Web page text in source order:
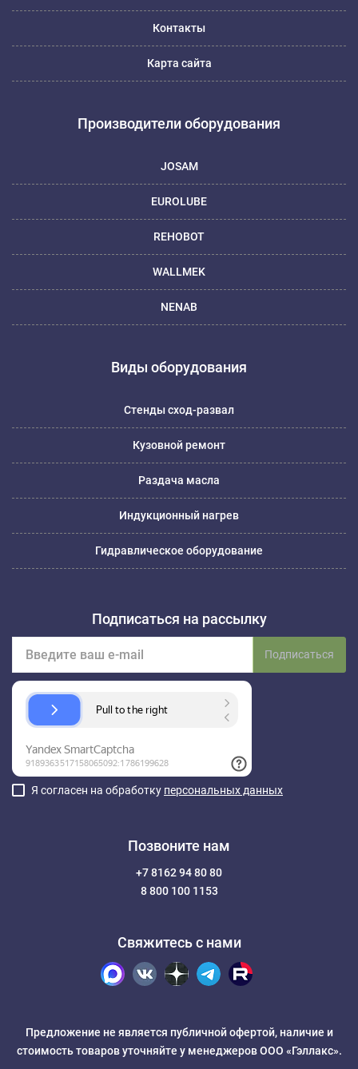
Контакты
Карта сайта
Производители оборудования
JOSAM
EUROLUBE
REHOBOT
WALLMEK
NENAB
Виды оборудования
Стенды сход-развал
Кузовной ремонт
Раздача масла
Индукционный нагрев
Гидравлическое оборудование
Подписаться на рассылку
Подписаться
Я согласен на обработку персональных данных
Позвоните нам
+7 8162 94 80 80
8 800 100 1153
Свяжитесь с нами
Предложение не является публичной офертой, наличие и
стоимость товаров уточняйте у менеджеров ООО «Гэллакс».